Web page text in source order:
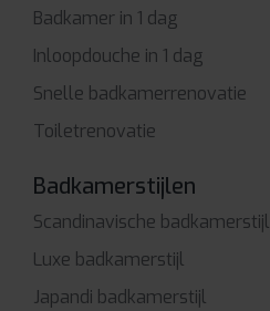
Badkamer in 1 dag
Inloopdouche in 1 dag
Snelle badkamerrenovatie
Toiletrenovatie
Badkamerstijlen
Scandinavische badkamerstijl
Luxe badkamerstijl
Japandi badkamerstijl